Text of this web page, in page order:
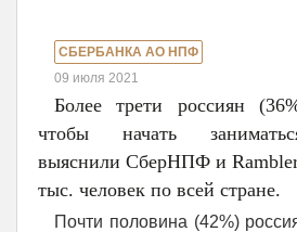
СБЕРБАНКА АО НПФ
09 июля 2021
Более трети россиян
чтобы начать
выяснили СберНПФ и
тыс. человек по всей стране.
Почти половина (42%)